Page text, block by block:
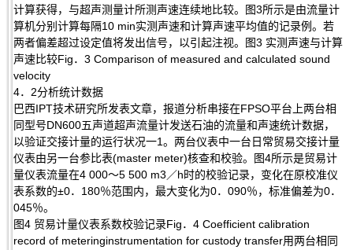
计算获得，与超声测量计所测声速连续地比较。图3所示是由流量计
算机分别计算每隔10 min实测声速和计算声速平均值的记录例。若
两者偏差超过设定值将发出信号，以引起注视。图3 实测声速与计算
声速比较Fig．3 Comparison of measured and calculated sound
velocity
4．2分析统计数据
巴西IPT技术研究所发表文章，报道分析串接在FPSO平台上两台相
同型号DN600五声道超声流量计发送石油的流量和声速统计数据，
以验证交接计量的运行状况一1。两台仪表中一台日常贸易交接计量
仪表由另一台参比表(master meter)核查和校验。图4所示是贸易计
量仪表流量在4 000～5 500 m3／h时的校验记录，变化在原校准仪
表系数的±0．180％范围内，最大变化为0．090％，标准偏差为0．
045％。
图4 贸易计量仪表系数校验记录Fig．4 Coefficient calibration
record of meteringinstrumentation for custody transfer用两台相同